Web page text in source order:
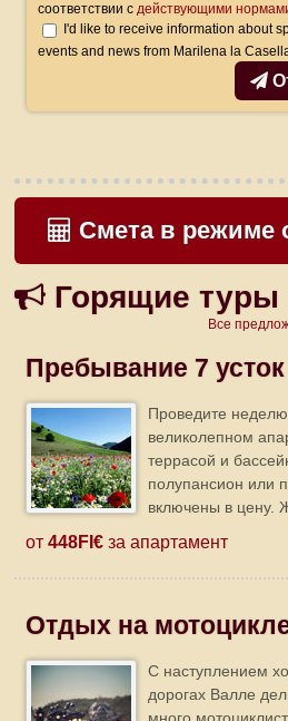
соответствии сдействующими
I'd like to receive information about
events and news from Marilena la
Смета в режиме
Горящие туры
Все
Пребывание 7
Проведите
великолепном
террасой и
полупансион или
включены в цену.
от448FI€ за апартамент
Отдых на
C наступлением
дорогах Валле
много